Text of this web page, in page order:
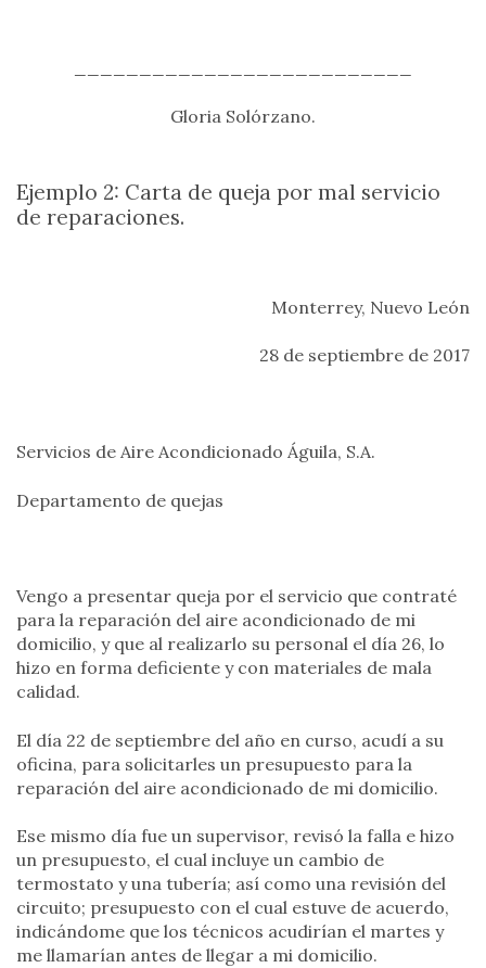
Gloria Solórzano.
Ejemplo 2: Carta de queja por mal servicio
de reparaciones.
Monterrey, Nuevo León
28 de septiembre de 2017
Servicios de Aire Acondicionado Águila, S.A.
Departamento de quejas
Vengo a presentar queja por el servicio que contraté
para la reparación del aire acondicionado de mi
domicilio, y que al realizarlo su personal el día 26, lo
hizo en forma deficiente y con materiales de mala
calidad.
El día 22 de septiembre del año en curso, acudí a su
oficina, para solicitarles un presupuesto para la
reparación del aire acondicionado de mi domicilio.
Ese mismo día fue un supervisor, revisó la falla e hizo
un presupuesto, el cual incluye un cambio de
termostato y una tubería; así como una revisión del
circuito; presupuesto con el cual estuve de acuerdo,
indicándome que los técnicos acudirían el martes y
me llamarían antes de llegar a mi domicilio.